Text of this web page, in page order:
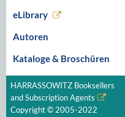
eLibrary
Autoren
Kataloge & Broschüren
HARRASSOWITZ Booksellers
and Subscription Agents
Copyright © 2005-2022